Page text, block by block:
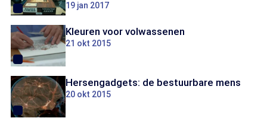
19 jan 2017
Kleuren voor volwassenen
21 okt 2015
Hersengadgets: de bestuurbare mens
20 okt 2015